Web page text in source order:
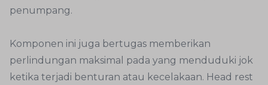
penumpang.
Komponen ini juga bertugas memberikan
perlindungan maksimal pada yang menduduki jok
ketika terjadi benturan atau kecelakaan. Head rest